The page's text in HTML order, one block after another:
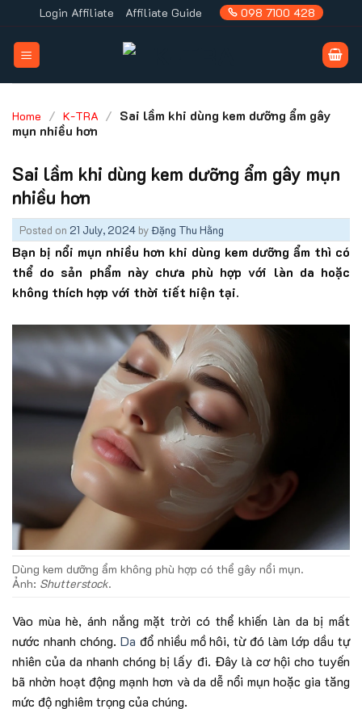
to
content
Login Affiliate Affiliate Guide 098 7100 428
Home / K-TRA / Sai lầm khi dùng kem dưỡng ẩm gây
mụn nhiều hơn
Sai lầm khi dùng kem dưỡng ẩm gây mụn
nhiều hơn
Posted on 21 July, 2024 byĐặng Thu Hằng
Bạn bị nổi mụn nhiều hơn khi dùng kem dưỡng ẩm thì có
thể do sản phẩm này chưa phù hợp với làn da hoặc
không thích hợp với thời tiết hiện tại.
Dùng kem dưỡng ẩm không phù hợp có thể gây nổi mụn.
Ảnh: Shutterstock.
Vào mùa hè, ánh nắng mặt trời có thể khiến làn da bị mất
nước nhanh chóng. Da đổ nhiều mồ hôi, từ đó làm lớp dầu tự
nhiên của da nhanh chóng bị lấy đi. Đây là cơ hội cho tuyến
bã nhờn hoạt động mạnh hơn và da dễ nổi mụn hoặc gia tăng
mức độ nghiêm trọng của chúng.